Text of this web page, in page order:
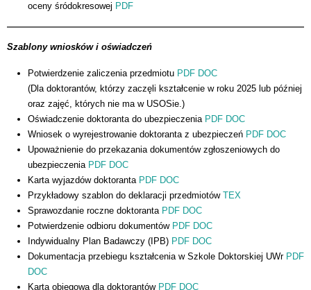
oceny śródokresowej PDF
Szablony wniosków i oświadczeń
Potwierdzenie zaliczenia przedmiotu PDF DOC
(Dla doktorantów, którzy zaczęli kształcenie w roku 2025 lub później
oraz zajęć, których nie ma w USOSie. )
Oświadczenie doktoranta do ubezpieczenia PDF DOC
Wniosek o wyrejestrowanie doktoranta z ubezpieczeń PDF DOC
Upoważnienie do przekazania dokumentów zgłoszeniowych do
ubezpieczenia PDF DOC
Karta wyjazdów doktoranta PDF DOC
Przykładowy szablon do deklaracji przedmiotów TEX
Sprawozdanie roczne doktoranta PDF DOC
Potwierdzenie odbioru dokumentów PDF DOC
Indywidualny Plan Badawczy (IPB) PDF DOC
Dokumentacja przebiegu kształcenia w Szkole Doktorskiej UWr PDF
DOC
Karta obiegowa dla doktorantów PDF DOC